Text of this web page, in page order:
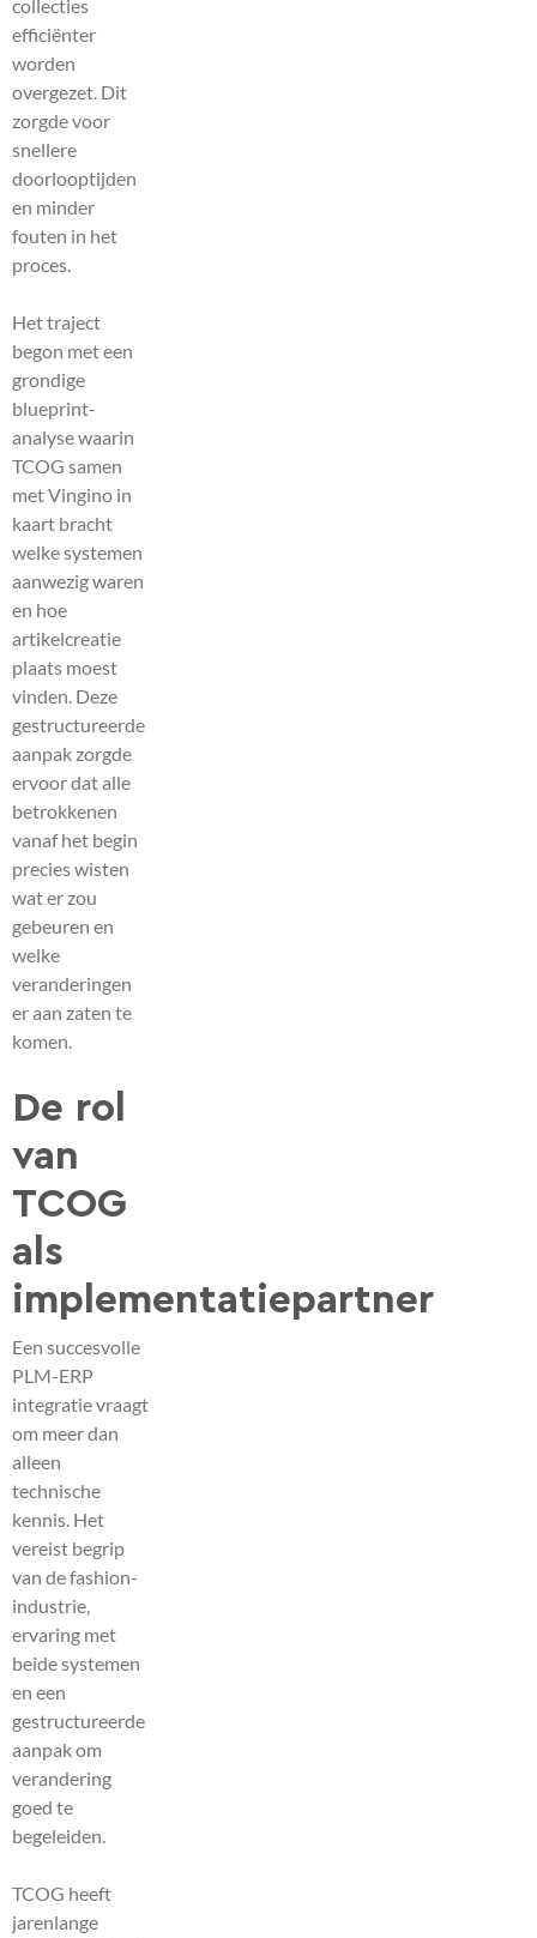
collecties
efficiënter
worden
overgezet. Dit
zorgde voor
snellere
doorlooptijden
en minder
fouten in het
proces.
Het traject
begon met een
grondige
blueprint-
analyse waarin
TCOG samen
met Vingino in
kaart bracht
welke systemen
aanwezig waren
en hoe
artikelcreatie
plaats moest
vinden. Deze
gestructureerde
aanpak zorgde
ervoor dat alle
betrokkenen
vanaf het begin
precies wisten
wat er zou
gebeuren en
welke
veranderingen
er aan zaten te
komen.
De rol
van
TCOG
als
implementatiepartner
Een succesvolle
PLM-ERP
integratie vraagt
om meer dan
alleen
technische
kennis. Het
vereist begrip
van de fashion-
industrie,
ervaring met
beide systemen
en een
gestructureerde
aanpak om
verandering
goed te
begeleiden.
TCOG heeft
jarenlange